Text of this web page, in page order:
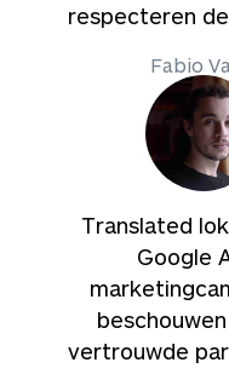
respecteren
Fabio
Translated
Google
vertrouwde